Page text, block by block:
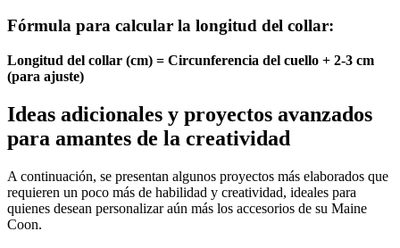
Fórmula para calcular la longitud del collar:
Longitud del collar (cm) = Circunferencia del cuello + 2-3 cm
(para ajuste)
Ideas adicionales y proyectos avanzados
para amantes de la creatividad
A continuación, se presentan algunos proyectos más elaborados que
requieren un poco más de habilidad y creatividad, ideales para
quienes desean personalizar aún más los accesorios de su Maine
Coon.